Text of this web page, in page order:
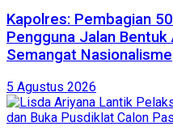
Kapolres: Pembagian
Pengguna Jalan
Semangat Nasionalisme
5 Agustus 2026